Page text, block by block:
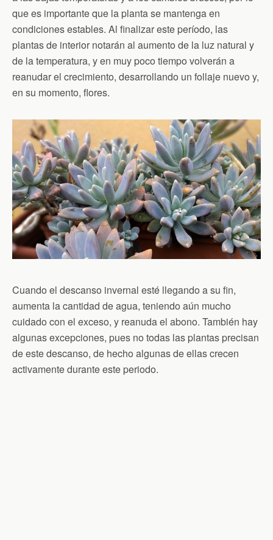
que es importante que la planta se mantenga en
condiciones estables. Al finalizar este período, las
plantas de interior notarán al aumento de la luz natural y
de la temperatura, y en muy poco tiempo volverán a
reanudar el crecimiento, desarrollando un follaje nuevo y,
en su momento, flores.
Cuando el descanso invernal esté llegando a su fin,
aumenta la cantidad de agua, teniendo aún mucho
cuidado con el exceso, y reanuda el abono. También hay
algunas excepciones, pues no todas las plantas precisan
de este descanso, de hecho algunas de ellas crecen
activamente durante este periodo.